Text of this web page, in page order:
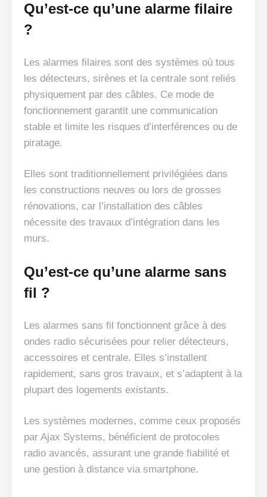
Qu’est-ce qu’une alarme filaire
?
Les alarmes filaires sont des systèmes où tous
les détecteurs, sirènes et la centrale sont reliés
physiquement par des câbles. Ce mode de
fonctionnement garantit une communication
stable et limite les risques d’interférences ou de
piratage.
Elles sont traditionnellement privilégiées dans
les constructions neuves ou lors de grosses
rénovations, car l’installation des câbles
nécessite des travaux d’intégration dans les
murs.
Qu’est-ce qu’une alarme sans
fil ?
Les alarmes sans fil fonctionnent grâce à des
ondes radio sécurisées pour relier détecteurs,
accessoires et centrale. Elles s’installent
rapidement, sans gros travaux, et s’adaptent à la
plupart des logements existants.
Les systèmes modernes, comme ceux proposés
par Ajax Systems, bénéficient de protocoles
radio avancés, assurant une grande fiabilité et
une gestion à distance via smartphone.